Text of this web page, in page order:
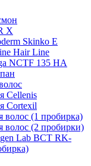
X
Skinko E
Hair Line
NCTF 135 HA
Cellenis
Cortexil
волос (1 пробирка)
волос (2 пробирки)
Lab BCT RK-